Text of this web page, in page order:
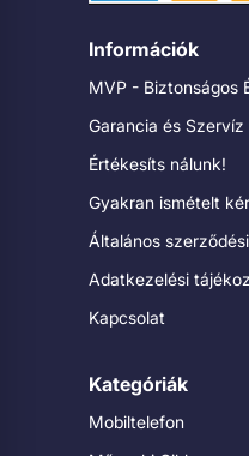
Információk
MVP - Biztonságos
Garancia és Szervíz
Értékesíts nálunk!
Gyakran ismételt
Általános
Adatkezelési
Kapcsolat
Kategóriák
Mobiltelefon